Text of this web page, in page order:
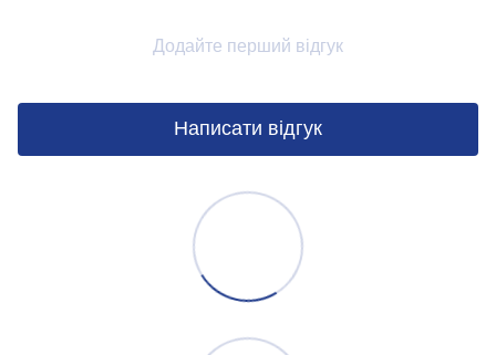
Додайте перший відгук
Написати відгук